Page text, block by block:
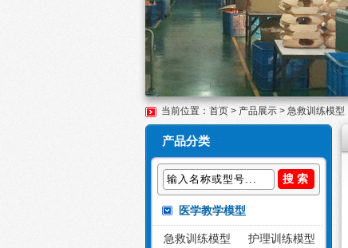
当前位置： 首页 > 产品展示 > 急救训练模型
产品分类
医学教学模型
急救训练模型
护理训练模型